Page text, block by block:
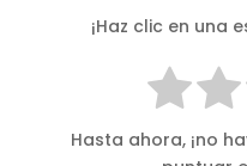
¡Haz clic en una
Hasta ahora, ¡no